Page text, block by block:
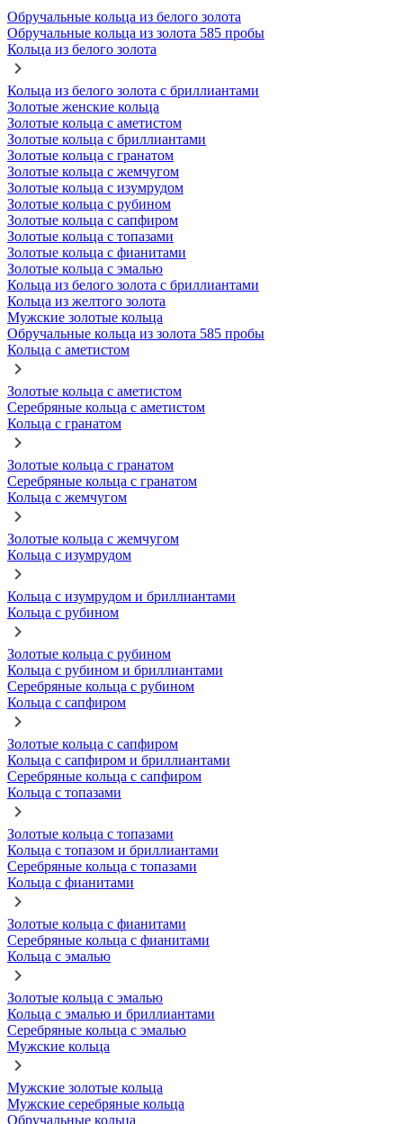
Обручальные кольца из белого золота
Обручальные кольца из золота 585 пробы
Кольца из белого золота
Кольца из белого золота с бриллиантами
Золотые женские кольца
Золотые кольца с аметистом
Золотые кольца с бриллиантами
Золотые кольца с гранатом
Золотые кольца с жемчугом
Золотые кольца с изумрудом
Золотые кольца с рубином
Золотые кольца с сапфиром
Золотые кольца с топазами
Золотые кольца с фианитами
Золотые кольца с эмалью
Кольца из белого золота с бриллиантами
Кольца из желтого золота
Мужские золотые кольца
Обручальные кольца из золота 585 пробы
Кольца с аметистом
Золотые кольца с аметистом
Серебряные кольца с аметистом
Кольца с гранатом
Золотые кольца с гранатом
Серебряные кольца с гранатом
Кольца с жемчугом
Золотые кольца с жемчугом
Кольца с изумрудом
Кольца с изумрудом и бриллиантами
Кольца с рубином
Золотые кольца с рубином
Кольца с рубином и бриллиантами
Серебряные кольца с рубином
Кольца с сапфиром
Золотые кольца с сапфиром
Кольца с сапфиром и бриллиантами
Серебряные кольца с сапфиром
Кольца с топазами
Золотые кольца с топазами
Кольца с топазом и бриллиантами
Серебряные кольца с топазами
Кольца с фианитами
Золотые кольца с фианитами
Серебряные кольца с фианитами
Кольца с эмалью
Золотые кольца с эмалью
Кольца с эмалью и бриллиантами
Серебряные кольца с эмалью
Мужские кольца
Мужские золотые кольца
Мужские серебряные кольца
Обручальные кольца